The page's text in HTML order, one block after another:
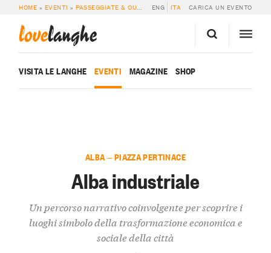
HOME » EVENTI »PASSEGGIATE & OUTDOOR » ALBA INDUSTRIALE
ENG ITA CARICA UN EVENTO
lovelanghe
VISITA LE LANGHE EVENTI MAGAZINE SHOP
ALBA — PIAZZA PERTINACE
Alba industriale
Un percorso narrativo coinvolgente per scoprire i
luoghi simbolo della trasformazione economica e
sociale della città